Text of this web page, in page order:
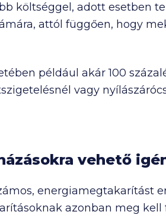
költséggel, adott esetben
attól függően, hogy
például akár 100
vagy
vehető
energiamegtakarítást
azonban meg